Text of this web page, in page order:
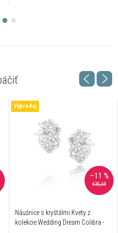
Výpredaj
€35,69
–11 %
Náušnice s kryštálmi Kvety z
kolekcie Wedding Dream Colibra -